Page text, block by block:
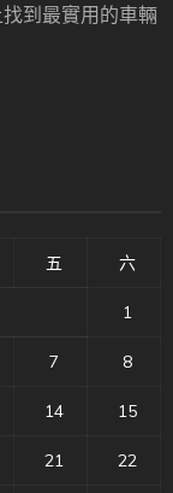
到最實用的車輛
五 六
1
7 8
14 15
21 22